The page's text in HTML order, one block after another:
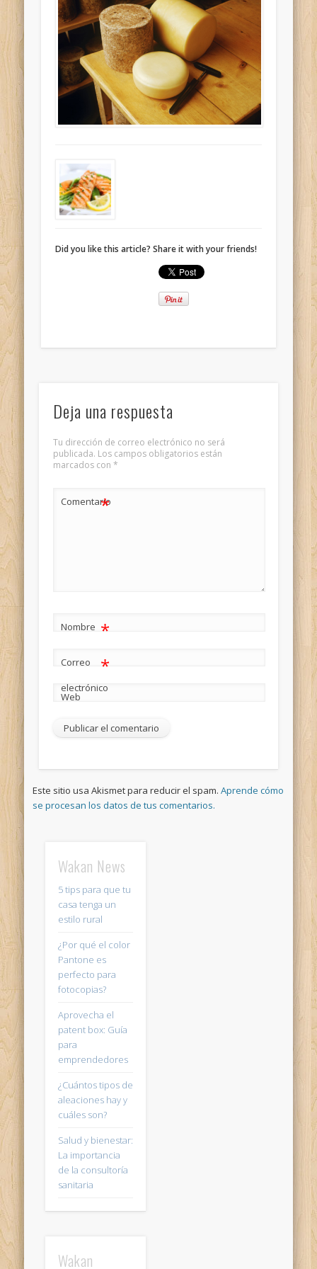
Did you like this article? Share it with your friends!
Deja una respuesta
Tu dirección de correo electrónico no será
publicada. Los campos obligatorios están
marcados con *
Comentario
*
Nombre *
Correo
electrónico
*
Web
Este sitio usa Akismet para reducir el spam.Aprende cómo
se procesan los datos de tus comentarios.
Wakan News
5 tips para que tu
casa tenga un
estilo rural
¿Por qué el color
Pantone es
perfecto para
fotocopias?
Aprovecha el
patent box: Guía
para
emprendedores
¿Cuántos tipos de
aleaciones hay y
cuáles son?
Salud y bienestar:
La importancia
de la consultoría
sanitaria
Wakan